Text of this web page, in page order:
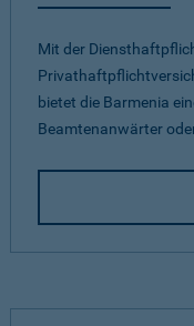
Mit der
bietet die Barmenia
Beamtenanwärter